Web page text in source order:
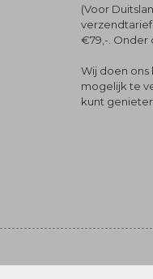
(Voor
€79,-. Onder
Wij doen ons
mogelijk te
kunt